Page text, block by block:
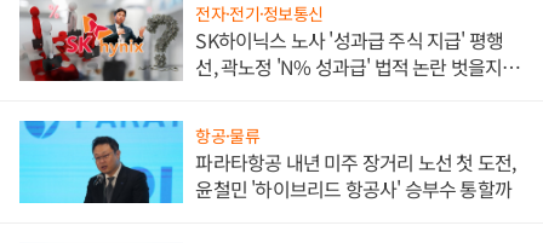
전자·전기·정보통신
SK하이닉스 노사 '성과급 주식 지급' 평행
선, 곽노정 'N% 성과급' 법적 논란 벗을지 주
항공·물류
파라타항공 내년 미주 장거리 노선 첫 도전,
윤철민 '하이브리드 항공사' 승부수 통할까